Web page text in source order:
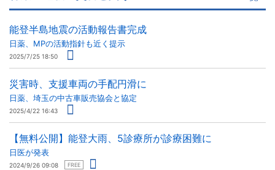
能登半島地震の活動報告書完成
日薬、MPの活動指針も近く提示
2025/7/25 18:50
災害時、支援車両の手配円滑に
日薬、埼玉の中古車販売協会と協定
2025/4/22 16:43
【無料公開】能登大雨、5診療所が診療困難に
日医が発表
2024/9/26 09:08 FREE